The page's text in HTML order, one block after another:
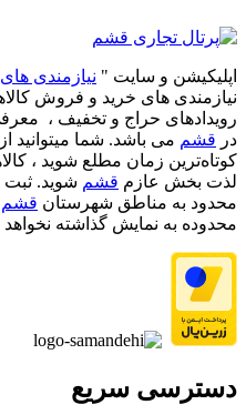
اپلیکیشن و سایت " نیازمندی
نیازمندی های خرید و فروش
رویدادهای حراج و تخفیف ،
در قشم می باشد. شما میتوانید
کوتاه‌ترین زمان مطلع شوید ،
لذت بخش عازم قشم شوید. ثبت
محدود به مناطق شهرستان قشم
محدوده به نمایش گذاشته
دسترسی سریع